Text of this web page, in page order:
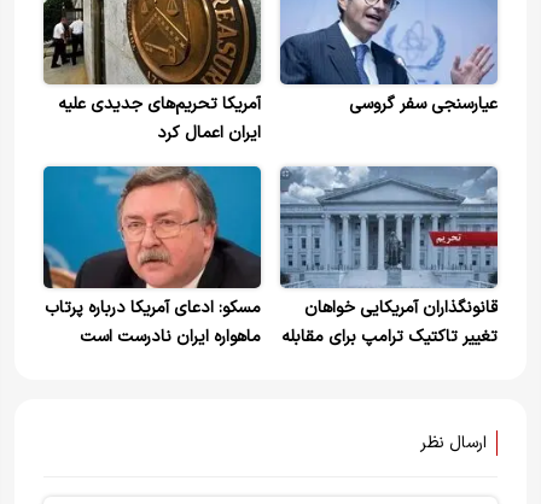
عیارسنجی سفر گروسی
آمریکا تحریم‌های جدیدی علیه
ایران اعمال کرد
قانونگذاران آمریکایی خواهان
تغییر تاکتیک ترامپ برای مقابله
مسکو: ادعای آمریکا درباره پرتاب
ماهواره ایران نادرست است
ارسال نظر